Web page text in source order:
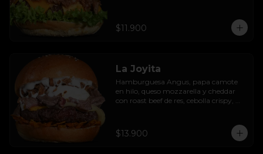
$11.900
La Joyita
Hamburguesa Angus, papa camote
en hilo, queso mozzarella y cheddar
con roast beef de res, cebolla crispy,
$13.900